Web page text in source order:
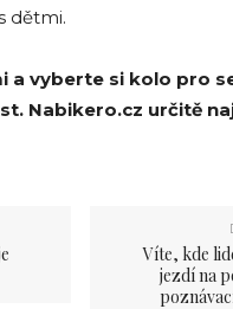
dětmi.
a vyberte si kolo pro
Nabikero.cz určitě
Víte, kde
jezdí na